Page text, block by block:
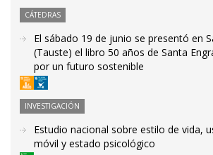
CÁTEDRAS
El sábado 19 de junio se presentó en
(Tauste) el libro 50 años de Santa
por un futuro sostenible
INVESTIGACIÓN
Estudio nacional sobre estilo de vida,
móvil y estado psicológico